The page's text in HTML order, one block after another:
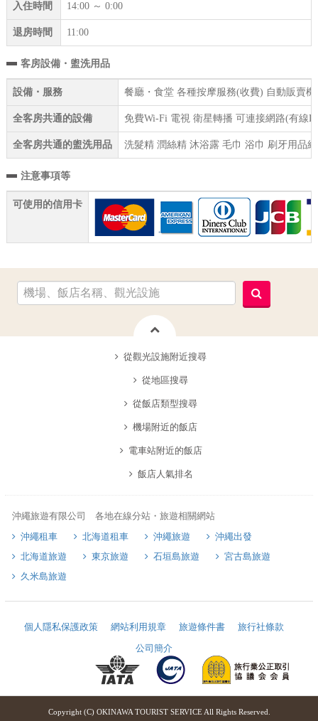
入住時間 14:00 ～ 0:00
退房時間 11:00
客房設備・盥洗用品
設備・服務 餐廳・食堂 各種按摩服務(收費) 自動販賣
全客房共通的設備 免費Wi-Fi 電視 衛星轉播 可連接網路(有線
全客房共通的盥洗用品 洗髮精 潤絲精 沐浴露 毛巾 浴巾 刷牙用品
注意事項等
可使用的信用卡
從觀光設施附近搜尋
從地區搜尋
從飯店類型搜尋
機場附近的飯店
電車站附近的飯店
飯店人氣排名
沖繩旅遊有限公司 各地在線分站・旅遊相關網站
沖繩租車
北海道租車 沖繩旅遊
沖繩出發
北海道旅遊
東京旅遊 石垣島旅遊
宮古島旅遊
久米島旅遊
個人隱私保護政策 網站利用規章 旅遊條件書
旅行社條款
公司簡介
Copyright (C) OKINAWA TOURIST SERVICE All Rights Reserved.